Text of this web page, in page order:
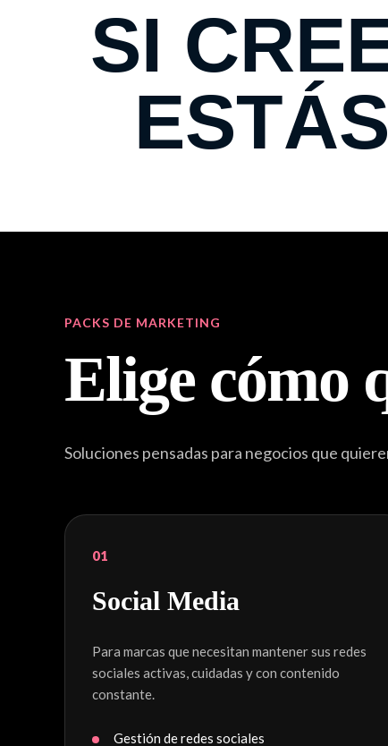
SI
PACKS DE MARKETING
Elige cómo
Soluciones pensadas para negocios que
01
Social Media
Para marcas que necesitan mantener sus redes
sociales activas, cuidadas y con contenido
constante.
Gestión de redes sociales